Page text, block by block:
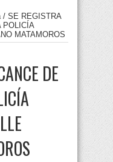
/ SE REGISTRA
POLICÍA
MATAMOROS
DE